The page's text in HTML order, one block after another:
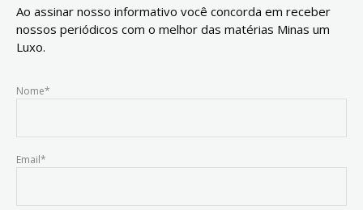
Ao assinar nosso informativo você concorda em receber
nossos periódicos com o melhor das matérias Minas um
Luxo.
Nome*
Email*